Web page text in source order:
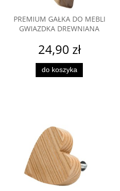
PREMIUM GAŁKA DO MEBLI
GWIAZDKA DREWNIANA
24,90 zł
do koszyka